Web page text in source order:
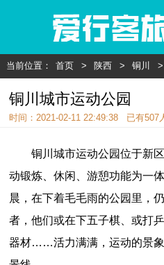
当前位置： 首页 > 陕西 > 铜川 >
铜川城市运动公园
时间：2021-02-11 22:49:38 已有507
铜川城市运动公园位于新
动锻炼、休闲、游憩功能为一
晨，在下着毛毛雨的公园里，
者，他们或在下五子棋、或打
器材……活力满满，运动的景